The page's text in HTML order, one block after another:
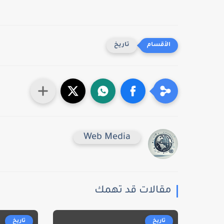
تاريخ
Web Media
مقالات قد تهمك
تاريخ تاريخ